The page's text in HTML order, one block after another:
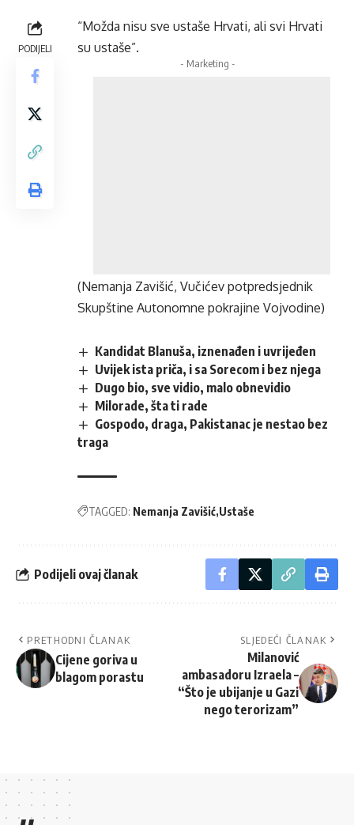
PODIJELI
“Možda nisu sve ustaše Hrvati, ali svi Hrvati
su ustaše”.
- Marketing -
(Nemanja Zavišić, Vučićev potpredsjednik
Skupštine Autonomne pokrajine Vojvodine)
Kandidat Blanuša, iznenađen i uvrijeđen
Uvijek ista priča, i sa Sorecom i bez njega
Dugo bio, sve vidio, malo obnevidio
Milorade, šta ti rade
Gospodo, draga, Pakistanac je nestao bez
traga
TAGGED: Nemanja Zavišić Ustaše
Podijeli ovaj članak
PRETHODNI ČLANAK
Cijene goriva u
blagom porastu
SLJEDEĆI ČLANAK
Milanović
ambasadoru Izraela –
“Što je ubijanje u Gazi
nego terorizam”